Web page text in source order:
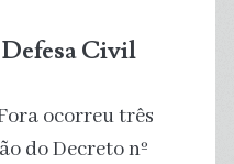
Civil
ocorreu três
do Decreto nº